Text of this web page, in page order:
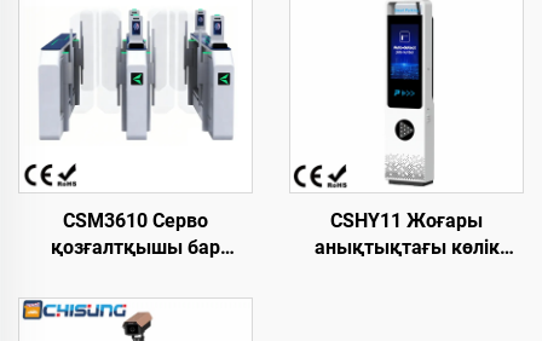
CSM3610 Серво
қозғалтқышы бар
жаяу жүргіншілерге
арналған турникет
CSHY11 Жоғары
анықтықтағы көлік